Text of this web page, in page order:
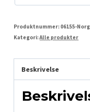
Produktnummer: 06155-
Kategori:Alle produkter
Beskrivelse